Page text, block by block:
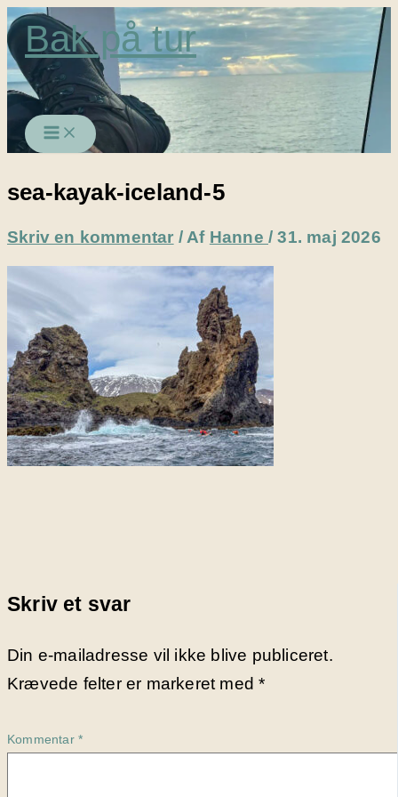
Gå
til
indholdet
Bak på tur
sea-kayak-iceland-5
Skriv en kommentar / Af Hanne/31. maj 2026
Skriv et svar
Din e-mailadresse vil ikke blive publiceret.
Krævede felter er markeret med*
Kommentar *